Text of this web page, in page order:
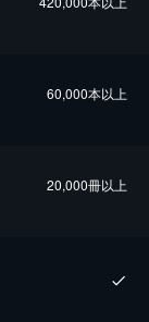
60,000本以上
20,000冊以上